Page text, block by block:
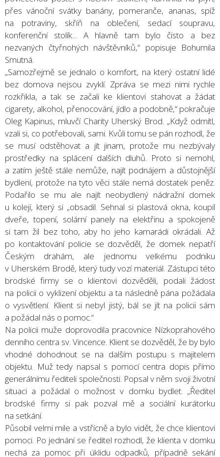
přes vánoční svátky banány, pomeranče, ananas, spíž
na potraviny, skříň na oblečení, sedací soupravu,
konferenční stolík... A hlavně tam bylo čisto a bez
nezvaných čtyřnohých návštěvníků,“ popisuje Bohumila
Smutná.
„Samozřejmě se jednalo o komfort, na který ostatní lidé
bez domova nejsou zvyklí. Zpráva se mezi nimi rychle
rozkřikla, a tak se začali ke klientovi stahovat a žádat
cigarety, alkohol, přenocování, jídlo a podobně,“ pokračuje
Oleg Kapinus, mluvčí Charity Uherský Brod. „Když odmítl,
vzali si, co potřebovali, sami. Kvůli tomu se pán rozhodl, že
se musí odstěhovat a jít jinam, protože mu nezbývaly
prostředky na splácení dalších dluhů. Proto si nemohl,
a zatím ještě stále nemůže, najít podnájem a důstojnější
bydlení, protože na tyto věci stále nemá dostatek peněz.
Podařilo se mu ale najít neobydlený nádražní domek
u kolejí, který si „obsadil. Sehnal si plastová okna, koupil
dveře, topení, solární panely na elektřinu a spokojeně
si tam žil bez toho, aby ho jeho kamarádi okrádali. Až
po kontaktování policie se dozvěděl, že domek nepatří
Českým drahám, ale jednomu velkému podniku
v Uherském Brodě, který tudy vozí materiál. Zástupci této
brodské firmy se o klientovi dozvěděli, podali žádost
na policii o vyklizení objektu a ta následně pána požádala
o vysvětlení. Klient si nebyl jistý, bál se jít na policii sám
a požádal nás o pomoc.“
Na policii muže doprovodila pracovnice Nízkoprahového
denního centra sv. Vincence. Klient se dozvěděl, že by bylo
vhodné dohodnout se na dalším postupu s majitelem
objektu. Muž tedy napsal s pomocí centra dopis přímo
generálnímu řediteli společnosti. Popsal v něm svoji životní
situaci a požádal o možnost v domku bydlet. „Ředitel
brodské firmy si pak pozval mě a sociální kurátorku
na setkání.
Působil velmi mile a vstřícně a bylo vidět, že chce klientovi
pomoci. Po jednání se ředitel rozhodl, že klienta v domku
nechá za pomoc při úklidu odpadků, případně sekání